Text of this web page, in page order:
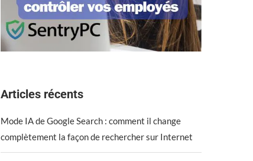
Articles récents
Mode IA de Google Search : comment il change
complètement la façon de rechercher sur Internet